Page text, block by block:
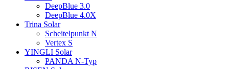
DeepBlue 3.0
DeepBlue 4.0X
Trina Solar
Scheitelpunkt N
Vertex S
YINGLI Solar
PANDA N-Typ